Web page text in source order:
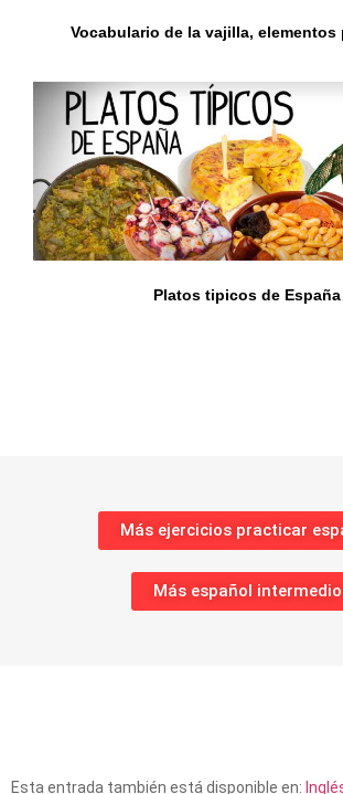
Vocabulario de la vajilla, elementos
Platos tipicos de España
Más ejercicios practicar
Más español intermedio
Esta entrada también está disponible en: